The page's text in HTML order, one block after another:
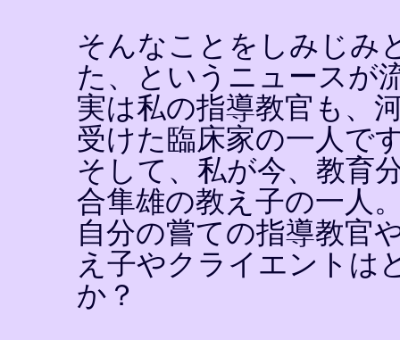
そんなことをしみじみ
た、というニュースが
実は私の指導教官も、
受けた臨床家の一人で
そして、私が今、教育
合隼雄の教え子の一人
自分の嘗ての指導教官
え子やクライエントは
か？